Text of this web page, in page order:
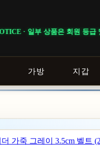
벤트 조건에 따라 혜택
가방 지갑